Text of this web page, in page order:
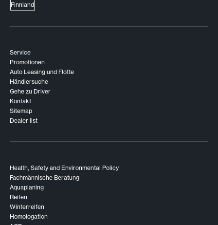
Finnland
Service
Promotionen
Auto Leasing und Flotte
Händlersuche
Gehe zu Driver
Kontakt
Sitemap
Dealer list
Health, Safety and Environmental Policy
Fachmännische Beratung
Aquaplaning
Reifen
Winterreifen
Homologation